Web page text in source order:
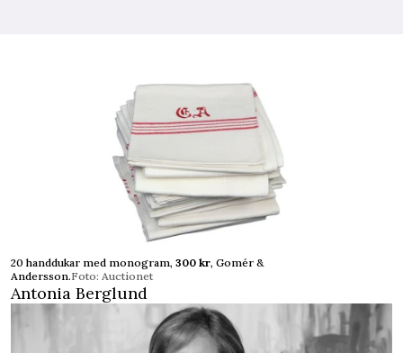
20 handdukar med monogram, 300 kr, Gomér &
Andersson.Foto: Auctionet
Antonia Berglund